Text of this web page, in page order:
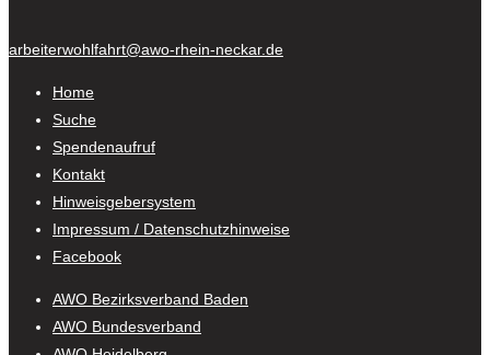
arbeiterwohlfahrt@awo-rhein-neckar.de
Home
Suche
Spendenaufruf
Kontakt
Hinweisgebersystem
Impressum / Datenschutzhinweise
Facebook
AWO Bezirksverband Baden
AWO Bundesverband